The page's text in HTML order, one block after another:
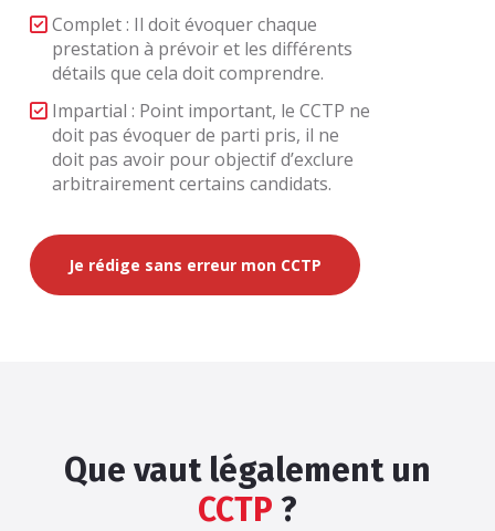
Complet : Il doit évoquer chaque
prestation à prévoir et les différents
détails que cela doit comprendre.
Impartial : Point important, le CCTP ne
doit pas évoquer de parti pris, il ne
doit pas avoir pour objectif d’exclure
arbitrairement certains candidats.
Je rédige sans erreur mon CCTP
Que vaut légalement un
CCTP ?